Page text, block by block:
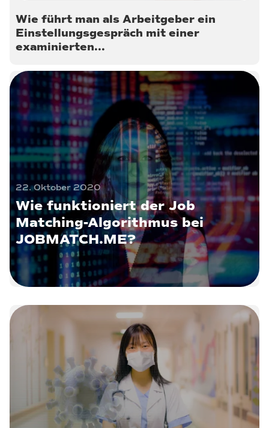
Wie führt man als Arbeitgeber ein
Einstellungsgespräch mit einer
examinierten...
22. Oktober 2020
Wie funktioniert der Job
Matching-Algorithmus bei
JOBMATCH.ME?
25. März 2020